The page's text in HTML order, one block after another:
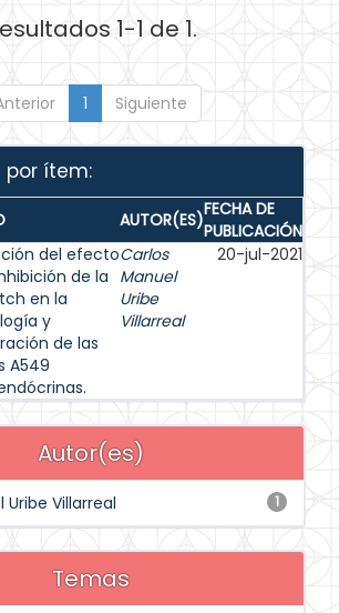
1-1 de 1.
1 Siguiente
por ítem:
AUTOR(ES)FECHA DE
PUBLICACIÓN
del efecto
de la
en la
y
de las
A549
Carlos
Manuel
Uribe
Villarreal
20-jul-2021
Autor(es)
1
Uribe Villarreal
Temas